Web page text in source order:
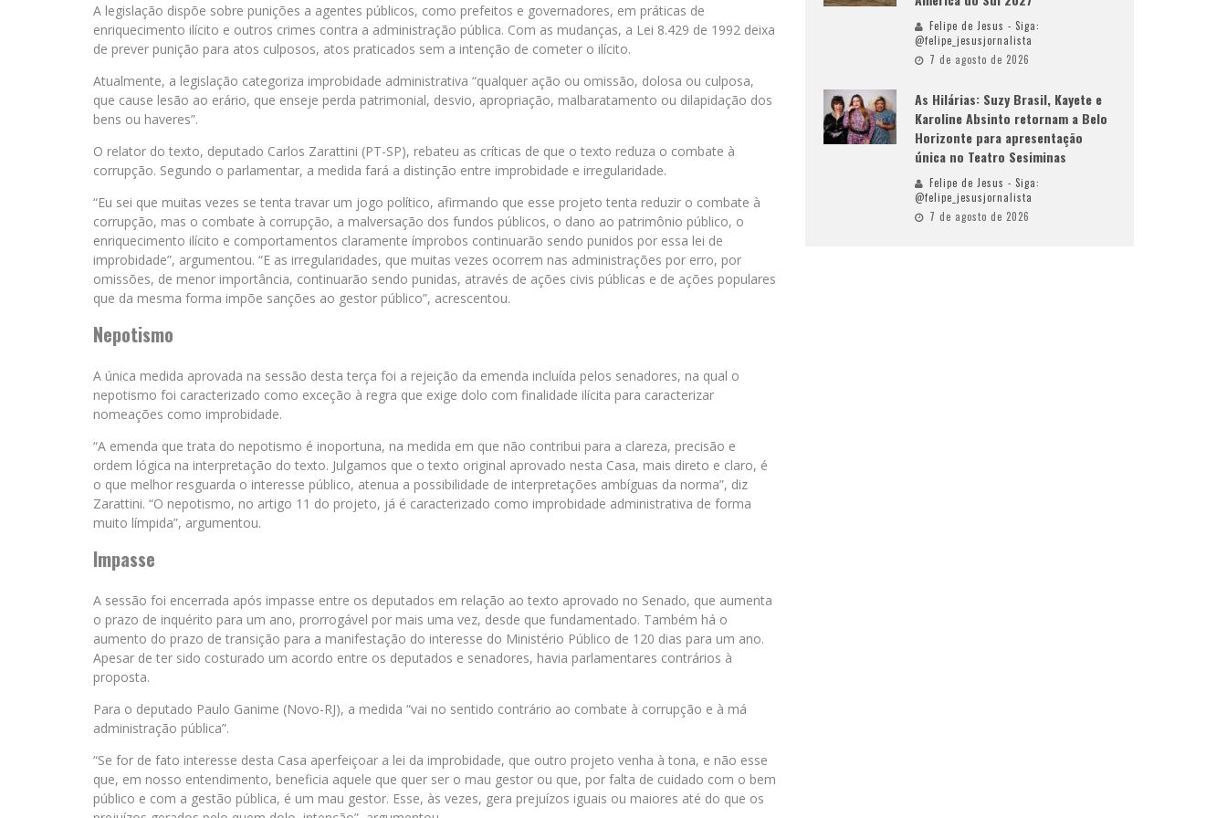
A legislação dispõe sobre punições a agentes públicos, como prefeitos e governadores, em práticas de
enriquecimento ilícito e outros crimes contra a administração pública. Com as mudanças, a Lei 8.429 de 1992 deixa
de prever punição para atos culposos, atos praticados sem a intenção de cometer o ilícito.
Atualmente, a legislação categoriza improbidade administrativa “qualquer ação ou omissão, dolosa ou culposa,
que cause lesão ao erário, que enseje perda patrimonial, desvio, apropriação, malbaratamento ou dilapidação dos
bens ou haveres”.
O relator do texto, deputado Carlos Zarattini (PT-SP), rebateu as críticas de que o texto reduza o combate à
corrupção. Segundo o parlamentar, a medida fará a distinção entre improbidade e irregularidade.
“Eu sei que muitas vezes se tenta travar um jogo político, afirmando que esse projeto tenta reduzir o combate à
corrupção, mas o combate à corrupção, a malversação dos fundos públicos, o dano ao patrimônio público, o
enriquecimento ilícito e comportamentos claramente ímprobos continuarão sendo punidos por essa lei de
improbidade”, argumentou. “E as irregularidades, que muitas vezes ocorrem nas administrações por erro, por
omissões, de menor importância, continuarão sendo punidas, através de ações civis públicas e de ações populares
que da mesma forma impõe sanções ao gestor público”, acrescentou.
Nepotismo
A única medida aprovada na sessão desta terça foi a rejeição da emenda incluída pelos senadores, na qual o
nepotismo foi caracterizado como exceção à regra que exige dolo com finalidade ilícita para caracterizar
nomeações como improbidade.
“A emenda que trata do nepotismo é inoportuna, na medida em que não contribui para a clareza, precisão e
ordem lógica na interpretação do texto. Julgamos que o texto original aprovado nesta Casa, mais direto e claro, é
o que melhor resguarda o interesse público, atenua a possibilidade de interpretações ambíguas da norma”, diz
Zarattini. “O nepotismo, no artigo 11 do projeto, já é caracterizado como improbidade administrativa de forma
muito límpida”, argumentou.
Impasse
A sessão foi encerrada após impasse entre os deputados em relação ao texto aprovado no Senado, que aumenta
o prazo de inquérito para um ano, prorrogável por mais uma vez, desde que fundamentado. Também há o
aumento do prazo de transição para a manifestação do interesse do Ministério Público de 120 dias para um ano.
Apesar de ter sido costurado um acordo entre os deputados e senadores, havia parlamentares contrários à
proposta.
Para o deputado Paulo Ganime (Novo-RJ), a medida “vai no sentido contrário ao combate à corrupção e à má
administração pública”.
“Se for de fato interesse desta Casa aperfeiçoar a lei da improbidade, que outro projeto venha à tona, e não esse
que, em nosso entendimento, beneficia aquele que quer ser o mau gestor ou que, por falta de cuidado com o bem
público e com a gestão pública, é um mau gestor. Esse, às vezes, gera prejuízos iguais ou maiores até do que os
Felipe de Jesus - Siga:
@felipe_jesusjornalista
7 de agosto de 2026
As Hilárias: Suzy Brasil, Kayete e
Karoline Absinto retornam a Belo
Horizonte para apresentação
única no Teatro Sesiminas
Felipe de Jesus - Siga:
@felipe_jesusjornalista
7 de agosto de 2026